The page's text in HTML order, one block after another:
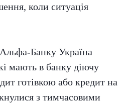
коли ситуація
Банку Україна
мають в банку діючу
готівкою або кредит на
з тимчасовими